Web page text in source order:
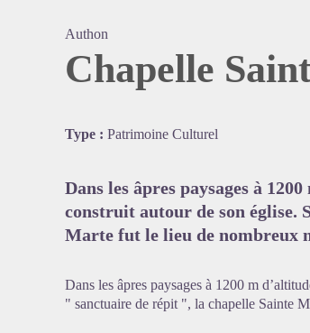
Authon
Chapelle
Type : Patrimoine Culturel
Dans les âpres paysages à
construit autour de son église.
Marte fut le lieu de nombreux
Dans les âpres paysages à 1200 m
" sanctuaire de répit ", la chapelle Sainte